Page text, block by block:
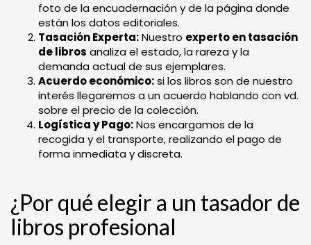
foto de la encuadernación y de la página donde
están los datos editoriales.
Tasación Experta:Nuestro experto en tasación
de libros analiza el estado, la rareza y la
demanda actual de sus ejemplares.
Acuerdo económico:si los libros son de nuestro
interés llegaremos a un acuerdo hablando con vd.
sobre el precio de la colección.
Logística y Pago:Nos encargamos de la
recogida y el transporte, realizando el pago de
forma inmediata y discreta.
¿Por qué elegir a un tasador de
libros profesional